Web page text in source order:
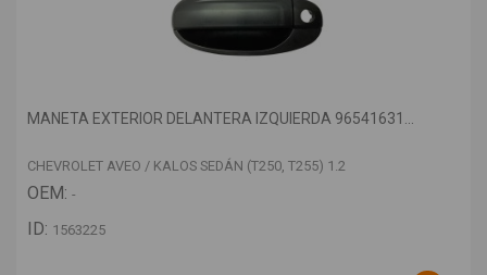
MANETA EXTERIOR DELANTERA IZQUIERDA 96541631...
CHEVROLET AVEO / KALOS SEDÁN (T250, T255) 1.2
OEM: -
ID: 1563225